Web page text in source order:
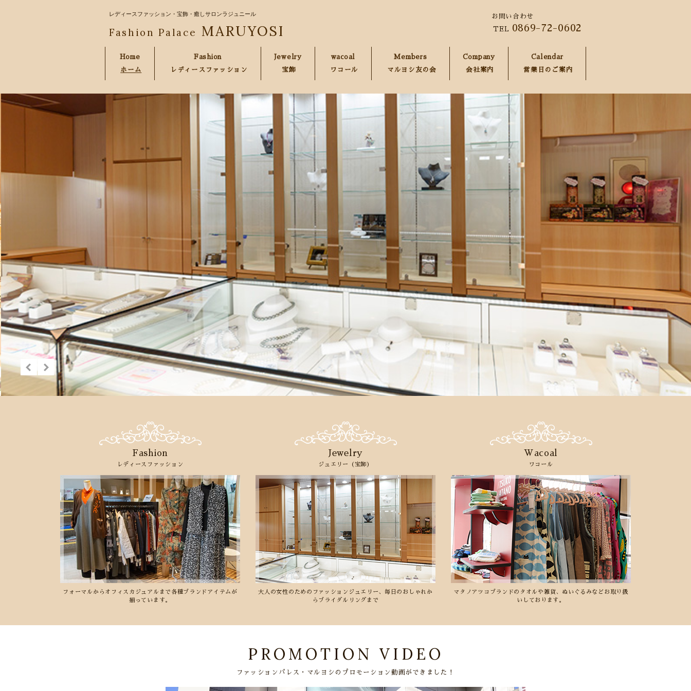
レディースファッション・宝飾・癒しサロンラジュニール
Fashion Palace MARUYOSI
お問い合わせ
TEL
0869-72-0602
Home
ホーム
Fashion
レディースファッション
Jewelry
宝飾
wacoal
ワコール
Members
マルヨシ友の会
Company
会社案内
Calendar
営業日のご案内
Fashion
レディースファッション
フォーマルからオフィスカジュアルまで各種ブランドアイテムが
揃っています。
Jewelry
ジュエリー（宝飾）
大人の女性のためのファッションジュエリー、毎日のおしゃれか
らブライダルリングまで
Wacoal
ワコール
マタノアツコブランドのタオルや雑貨、ぬいぐるみなどお取り扱
いしております。
PROMOTION VIDEO
ファッションパレス・マルヨシのプロモーション動画ができました！